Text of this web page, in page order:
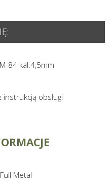
84 kal.4,5mm
obsługi
Metal